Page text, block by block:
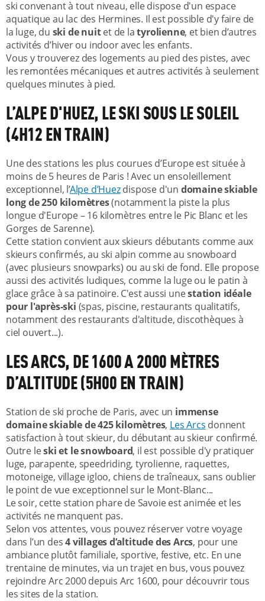
ski convenant à tout niveau, elle dispose d'un espace
aquatique au lac des Hermines. Il est possible d'y faire de
la luge, du ski de nuitet de latyrolienne, et bien d’autres
activités d’hiver ou indoor avec les enfants.
Vous y trouverez des logements au pied des pistes, avec
les remontées mécaniques et autres activités à seulement
quelques minutes à pied.
L’ALPE D'HUEZ, LE SKI SOUS LE SOLEIL
(4H12 EN TRAIN)
Une des stations les plus courues d’Europe est située à
moins de 5 heures de Paris ! Avec un ensoleillement
exceptionnel, l’Alpe d’Huezdispose d'un domaine skiable
long de 250 kilomètres(notamment la piste la plus
longue d'Europe – 16 kilomètres entre le Pic Blanc et les
Gorges de Sarenne).
Cette station convient aux skieurs débutants comme aux
skieurs confirmés, au ski alpin comme au snowboard
(avec plusieurs snowparks) ou au ski de fond. Elle propose
aussi des activités ludiques, comme la luge ou le patin à
glace grâce à sa patinoire. C'est aussi unestation idéale
pour l'après-ski (spas, piscine, restaurants qualitatifs,
notamment des restaurants d'altitude, discothèques à
ciel ouvert...).
LES ARCS, DE 1600 A 2000 MÈTRES
D’ALTITUDE (5H00 EN TRAIN)
Station de ski proche de Paris, avec un immense
domaine skiable de 425 kilomètres, Les Arcs donnent
satisfaction à tout skieur, du débutant au skieur confirmé.
Outre leski et le snowboard, il est possible d'y pratiquer
luge, parapente, speedriding, tyrolienne, raquettes,
motoneige, village igloo, chiens de traîneaux, sans oublier
le point de vue exceptionnel sur le Mont-Blanc...
Le soir, cette station phare de Savoie est animée et les
activités ne manquent pas.
Selon vos attentes, vous pouvez réserver votre voyage
dans l’un des4 villages d’altitude des Arcs, pour une
ambiance plutôt familiale, sportive, festive, etc. En une
trentaine de minutes, via un trajet en bus, vous pouvez
rejoindre Arc 2000 depuis Arc 1600, pour découvrir tous
les sites de la station.